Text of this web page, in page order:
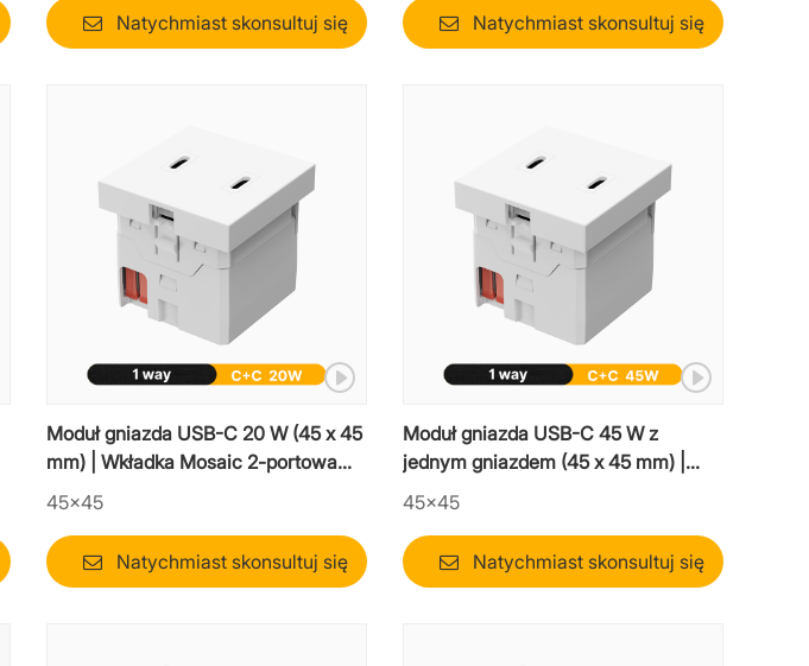
Natychmiast skonsultuj się Natychmiast skonsultuj się
Moduł gniazda USB-C 20 W (45 x 45
mm) | Wkładka Mosaic 2-portowa
typu C
45×45
Natychmiast skonsultuj się
Moduł gniazda USB-C 45 W z
jednym gniazdem (45 x 45 mm) |
Wkładka do szybkiej ładowarki
45×45
Natychmiast skonsultuj się